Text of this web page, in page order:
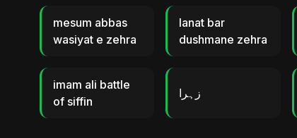
mesum abbas
wasiyat e zehra
lanat bar
dushmane zehra
imam ali battle
of siffin
زہرا